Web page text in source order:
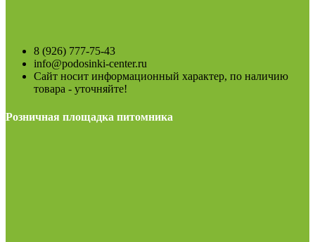
8 (926) 777-75-43
info@podosinki-center.ru
Сайт носит информационный характер, по наличию
товара - уточняйте!
Розничная площадка питомника